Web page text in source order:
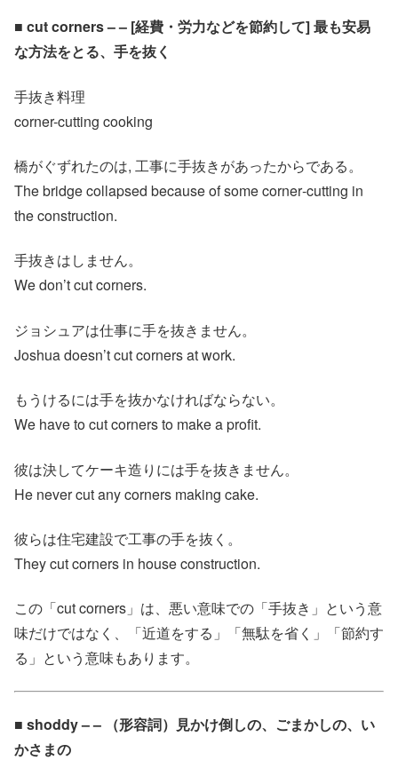
■ cut corners – – [経費・労力などを節約して] 最も安易
な方法をとる、手を抜く
手抜き料理
corner-cutting cooking
橋がぐずれたのは, 工事に手抜きがあったからである。
The bridge collapsed because of some corner‐cutting in
the construction.
手抜きはしません。
We don’t cut corners.
ジョシュアは仕事に手を抜きません。
Joshua doesn’t cut corners at work.
もうけるには手を抜かなければならない。
We have to cut corners to make a profit.
彼は決してケーキ造りには手を抜きません。
He never cut any corners making cake.
彼らは住宅建設で工事の手を抜く。
They cut corners in house construction.
この「cut corners」は、悪い意味での「手抜き」という意
味だけではなく、「近道をする」「無駄を省く」「節約す
る」という意味もあります。
■ shoddy – – （形容詞）見かけ倒しの、ごまかしの、い
かさまの